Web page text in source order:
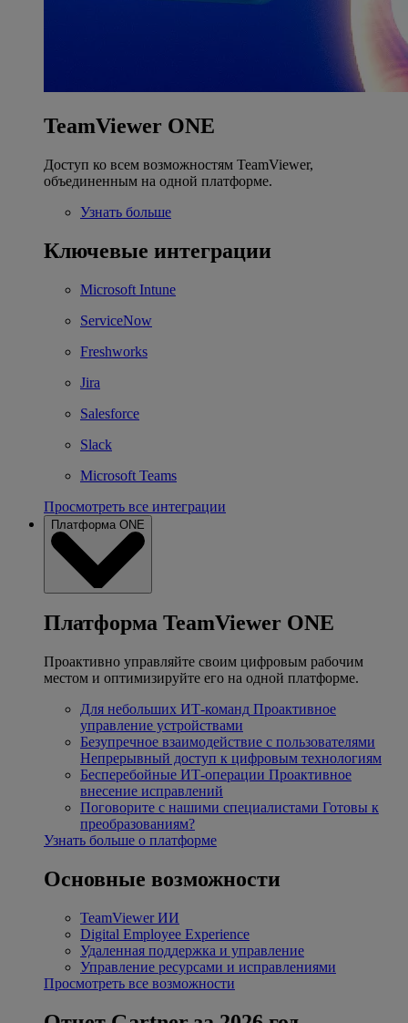
TeamViewer ONE
Доступ ко всем возможностям TeamViewer,
объединенным на одной платформе.
Узнать больше
Ключевые интеграции
Microsoft Intune
ServiceNow
Freshworks
Jira
Salesforce
Slack
Microsoft Teams
Просмотреть все интеграции
Платформа ONE
Платформа TeamViewer ONE
Проактивно управляйте своим цифровым рабочим
местом и оптимизируйте его на одной платформе.
Для небольших ИТ-команд Проактивное
управление устройствами
Безупречное взаимодействие с пользователями
Непрерывный доступ к цифровым технологиям
Бесперебойные ИТ-операции Проактивное
внесение исправлений
Поговорите с нашими специалистами Готовы к
преобразованиям?
Узнать больше о платформе
Основные возможности
TeamViewer ИИ
Digital Employee Experience
Удаленная поддержка и управление
Управление ресурсами и исправлениями
Просмотреть все возможности